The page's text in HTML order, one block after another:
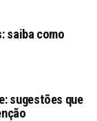
saiba como
sugestões que